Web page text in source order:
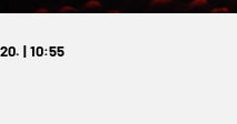
| 10:55